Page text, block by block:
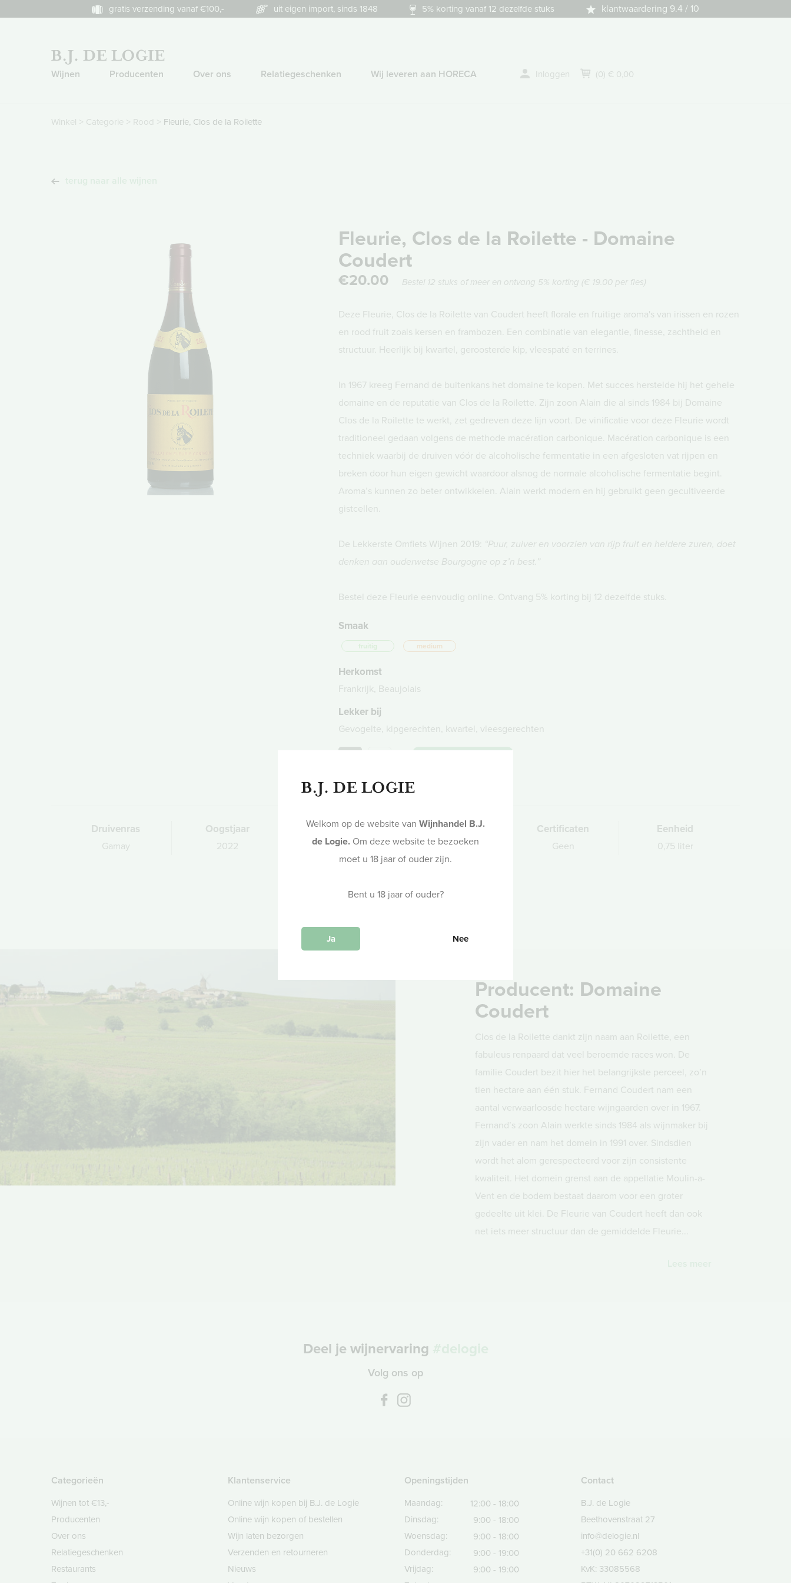
gratis verzending vanaf €100,- uit eigen import, sinds 1848 5% korting vanaf 12 dezelfde stuks klantwaardering 9.4 / 10
Wijnen Producenten Over ons Relatiegeschenken Wij leveren aan HORECA Inloggen (0) € 0,00
Winkel > Categorie > Rood > Fleurie, Clos de la Roilette
Fleurie, Clos de la Roilette - Domaine
Coudert
€20.00 Bestel 12 stuks of meer en ontvang 5% korting (€ 19.00 per fles)
Deze Fleurie, Clos de la Roilette van Coudert heeft florale en fruitige aroma's van irissen en rozen
en rood fruit zoals kersen en frambozen. Een combinatie van elegantie, finesse, zachtheid en
structuur. Heerlijk bij kwartel, geroosterde kip, vleespaté en terrines.
In 1967 kreeg Fernand de buitenkans het domaine te kopen. Met succes herstelde hij het gehele
domaine en de reputatie van Clos de la Roilette. Zijn zoon Alain die al sinds 1984 bij Domaine
Clos de la Roilette te werkt, zet gedreven deze lijn voort. De vinificatie voor deze Fleurie wordt
traditioneel gedaan volgens de methode macération carbonique. Macération carbonique is een
techniek waarbij de druiven vóór de alcoholische fermentatie in een afgesloten vat rijpen en
breken door hun eigen gewicht waardoor alsnog de normale alcoholische fermentatie begint.
Aroma’s kunnen zo beter ontwikkelen. Alain werkt modern en hij gebruikt geen gecultiveerde
gistcellen.
De Lekkerste Omfiets Wijnen 2019: “Puur, zuiver en voorzien van rijp fruit en heldere zuren, doet
denken aan ouderwetse Bourgogne op z’n best.”
Bestel deze Fleurie eenvoudig online. Ontvang 5% korting bij 12 dezelfde stuks.
Smaak
fruitig medium
Herkomst
Frankrijk, Beaujolais
Lekker bij
Gevogelte, kipgerechten, kwartel, vleesgerechten
Druivenras
Gamay
Oogstjaar
2022
Alcohol
13%
Rijping
Enkele maanden in
gebruikte
Certificaten
Geen
Eenheid
0,75 liter
Producent: Domaine
Coudert
Clos de la Roilette dankt zijn naam aan Roilette, een
fabuleus renpaard dat veel beroemde races won. De
familie Coudert bezit hier het belangrijkste perceel, zo’n
tien hectare aan één stuk. Fernand Coudert nam een
aantal verwaarloosde hectare wijngaarden over in 1967.
Fernand’s zoon Alain werkte sinds 1984 als wijnmaker bij
zijn vader en nam het domein in 1991 over. Sindsdien
wordt het alom gerespecteerd voor zijn consistente
kwaliteit. Het domein grenst aan de appellatie Moulin-a-
Vent en de bodem bestaat daarom voor een groter
gedeelte uit klei. De Fleurie van Coudert heeft dan ook
net iets meer structuur dan de gemiddelde Fleurie...
Deel je wijnervaring
Volg ons op
Categorieën
Wijnen tot €13,-
Producenten
Over ons
Relatiegeschenken
Restaurants
Klantenservice
Online wijn kopen bij B.J. de Logie
Online wijn kopen of bestellen
Wijn laten bezorgen
Verzenden en retourneren
Nieuws
Openingstijden
Maandag:
12:00 - 18:00
Dinsdag:
9:00 - 18:00
Woensdag:
9:00 - 18:00
Donderdag:
9:00 - 19:00
Vrijdag:
9:00 - 19:00
Contact
B.J. de Logie
Beethovenstraat 27
info@delogie.nl
+31(0) 20 662 6208
KvK: 33085568
Welkom op de website van Wijnhandel B.J.
de Logie. Om deze website te bezoeken
moet u 18 jaar of ouder zijn.
Bent u 18 jaar of ouder?
Ja Nee